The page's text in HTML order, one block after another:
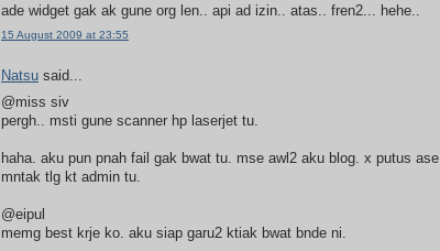
ade widget gak ak gune org len.. api ad izin.. atas.. fren2... hehe..
15 August 2009 at 23:55
Natsu said...
@miss siv
pergh.. msti gune scanner hp laserjet tu.
haha. aku pun pnah fail gak bwat tu. mse awl2 aku blog. x putus ase.
mntak tlg kt admin tu.
@eipul
memg best krje ko. aku siap garu2 ktiak bwat bnde ni.